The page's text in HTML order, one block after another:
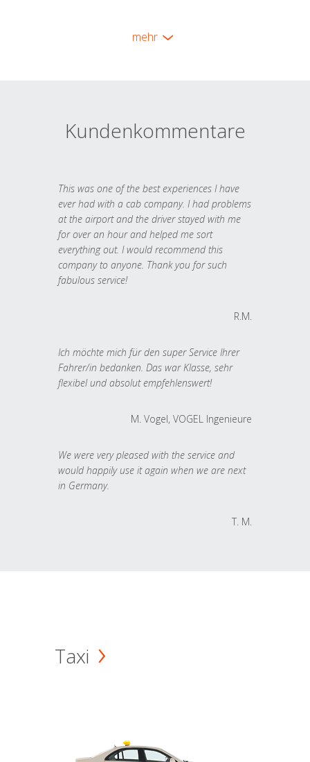
mehr
Kundenkommentare
This was one of the best experiences I have
ever had with a cab company. I had problems
at the airport and the driver stayed with me
for over an hour and helped me sort
everything out. I would recommend this
company to anyone. Thank you for such
fabulous service!
R.M.
Ich möchte mich für den super Service Ihrer
Fahrer/in bedanken. Das war Klasse, sehr
flexibel und absolut empfehlenswert!
M. Vogel, VOGEL Ingenieure
We were very pleased with the service and
would happily use it again when we are next
in Germany.
T. M.
Taxi